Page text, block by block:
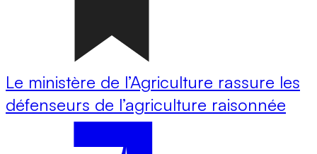
Le ministère de l’Agriculture rassure les
défenseurs de l’agriculture raisonnée